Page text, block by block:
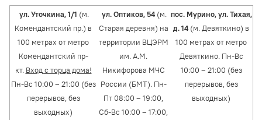
ул. Уточкина, 1/1 (м.
Комендантский пр.) в
100 метрах от метро
Комендантский пр-
кт. Вход с торца дома!
Пн-Вс 10:00 – 21:00 (без
перерывов, без
выходных)
ул. Оптиков, 54 (м.
Старая деревня) на
территории ВЦЭРМ
им. А.М.
Никифорова МЧС
России (БМТ). Пн-
Пт 08:00 – 19:00,
Сб-Вс 10:00 – 17:00,
пос. Мурино, ул. Тихая,
д. 14 (м. Девяткино) в
100 метрах от метро
Девяткино. Пн-Вс
10:00 – 21:00 (без
перерывов, без
выходных)